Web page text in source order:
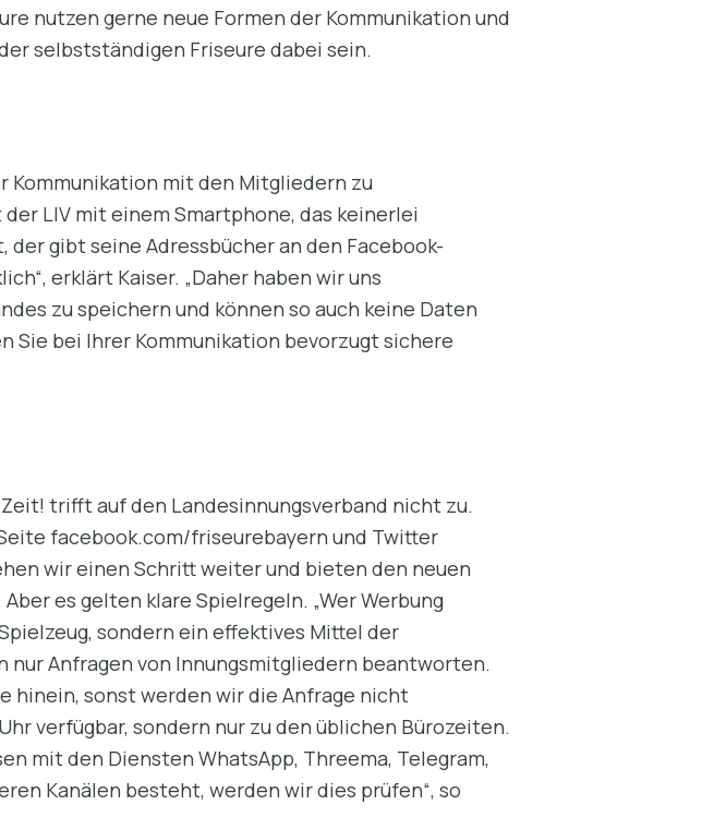
nutzen gerne neue Formen der Kommunikation und
selbstständigen Friseure dabei sein.
Kommunikation mit den Mitgliedern zu
LIV mit einem Smartphone, das keinerlei
gibt seine Adressbücher an den Facebook-
erklärt Kaiser. „Daher haben wir uns
zu speichern und können so auch keine Daten
Sie bei Ihrer Kommunikation bevorzugt sichere
trifft auf den Landesinnungsverband nicht zu.
facebook.com/friseurebayern und Twitter
wir einen Schritt weiter und bieten den neuen
es gelten klare Spielregeln. „Wer Werbung
sondern ein effektives Mittel der
nur Anfragen von Innungsmitgliedern beantworten.
hinein, sonst werden wir die Anfrage nicht
verfügbar, sondern nur zu den üblichen Bürozeiten.
mit den Diensten WhatsApp, Threema, Telegram,
Kanälen besteht, werden wir dies prüfen“, so